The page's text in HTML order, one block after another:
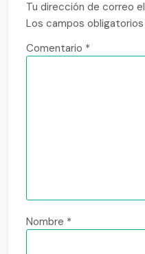
Tu dirección de correo
Los campos
Comentario *
Nombre *